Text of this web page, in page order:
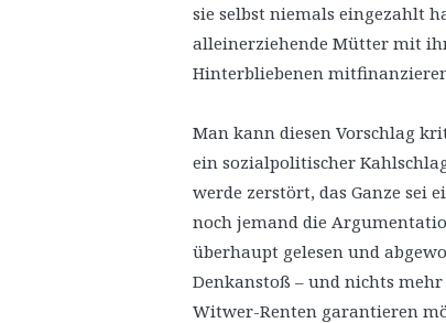
sie selbst niemals eingezahlt
alleinerziehende Mütter mit
Hinterbliebenen
Man kann diesen Vorschlag
ein sozialpolitischer
werde zerstört, das Ganze sei
noch jemand die
überhaupt gelesen und
Denkanstoß – und nichts
Witwer-Renten garantieren